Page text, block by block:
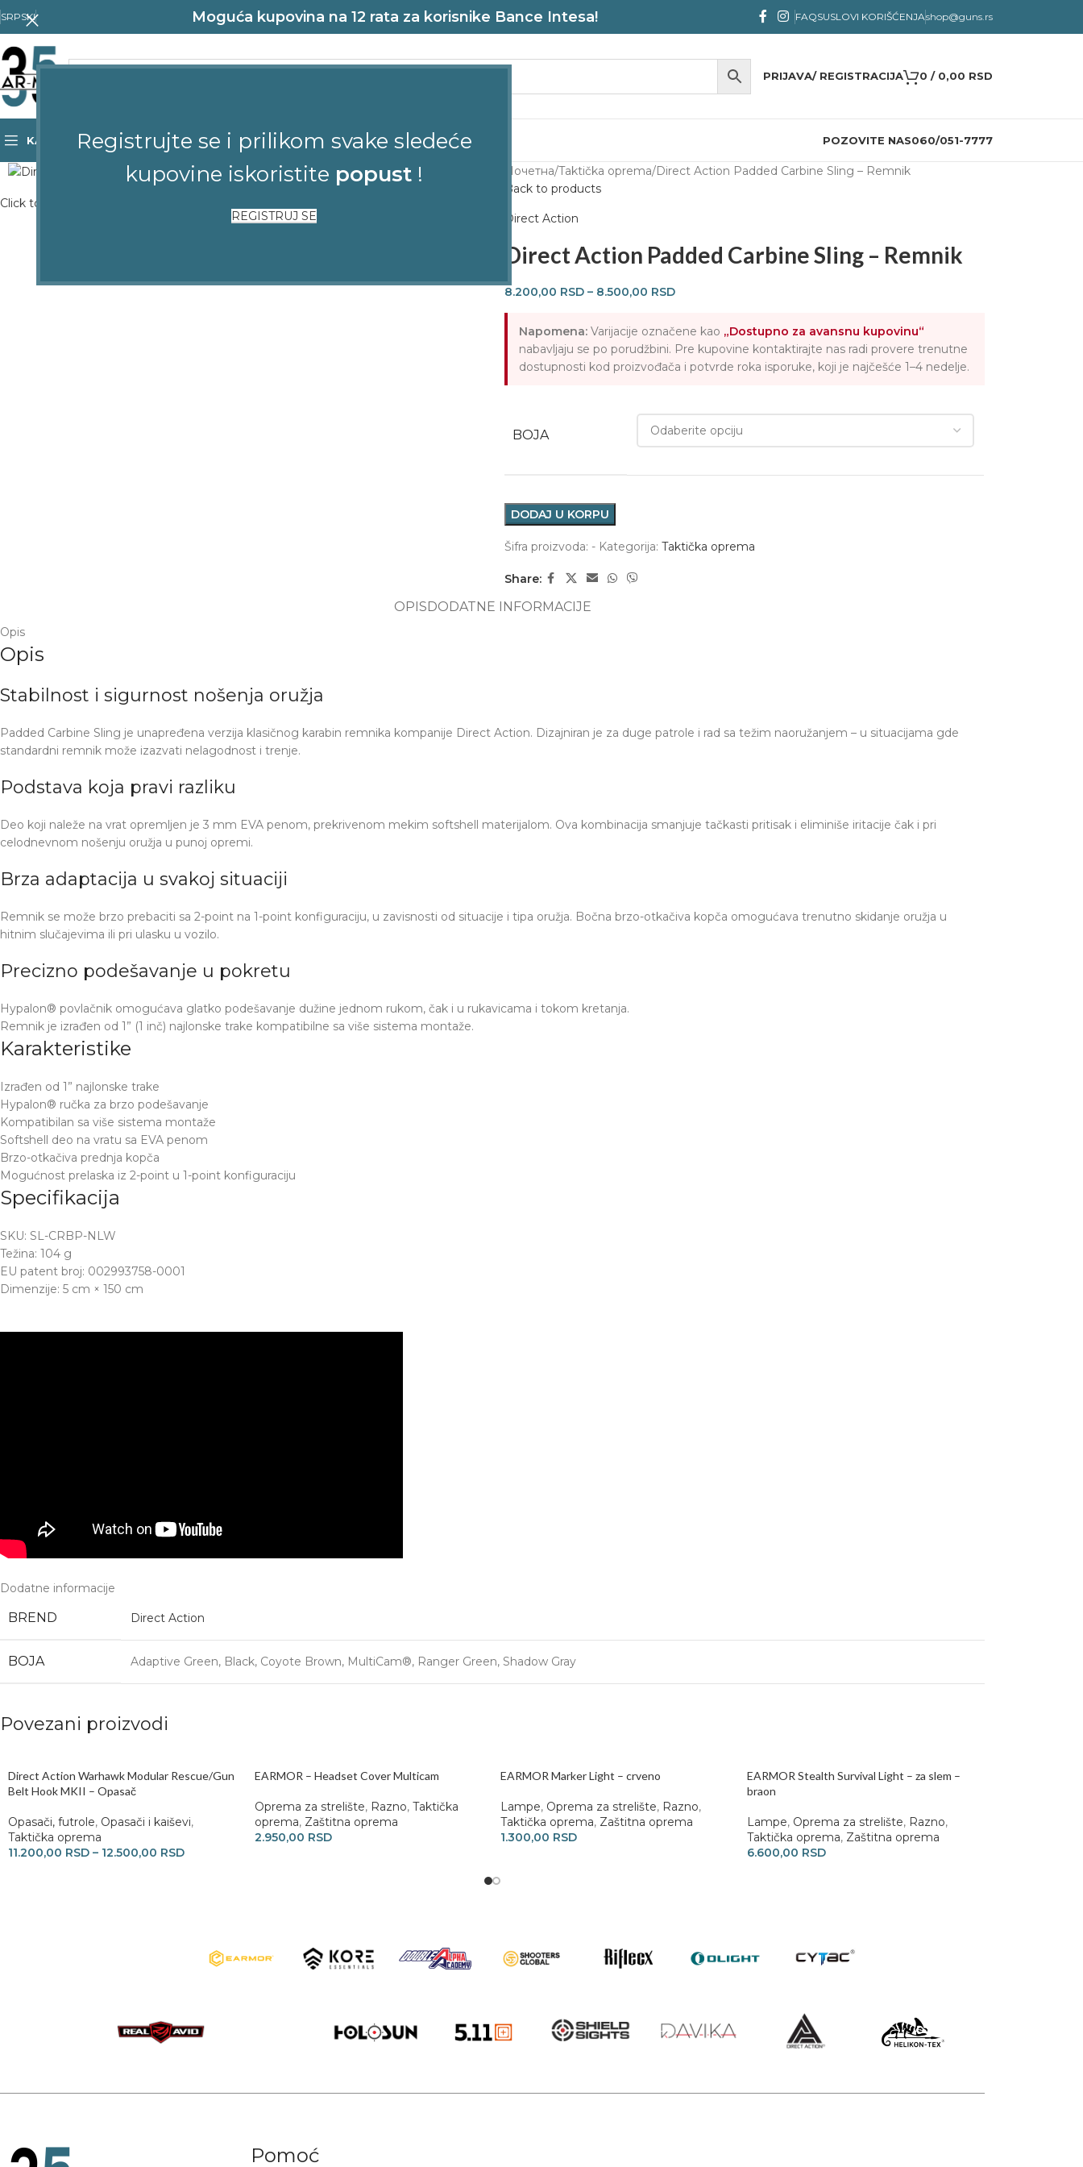
Registrujte se i prilikom svake sledeće
kupovine iskoristite popust !
REGISTRUJ SE
SRPSKI Moguća kupovina na 12 rata za korisnike Bance Intesa! FAQSUSLOVI KORIŠĆENJAshop@guns.rs
PRIJAVA/ REGISTRACIJA 0 / 0,00 RSD
KATEGORIJE POČETNA SHOPKONTAKTSTRELJANA POZOVITE NAS060/051-7777
Click to enlarge
Почетна Taktička oprema Direct Action Padded Carbine Sling – Remnik
Back to products
Direct Action
Direct Action Padded Carbine Sling – Remnik
8.200,00 RSD – 8.500,00 RSD
Napomena:Varijacije označene kao „Dostupno za avansnu kupovinu“
nabavljaju se po porudžbini. Pre kupovine kontaktirajte nas radi provere trenutne
dostupnosti kod proizvođača i potvrde roka isporuke, koji je najčešće 1–4 nedelje.
BOJA
DODAJ U KORPU
Šifra proizvoda: - Kategorija: Taktička oprema
Share:
OPISDODATNE INFORMACIJE
Opis
Opis
Stabilnost i sigurnost nošenja oružja
Padded Carbine Sling je unapređena verzija klasičnog karabin remnika kompanije Direct Action. Dizajniran je za duge patrole i rad sa težim naoružanjem – u situacijama gde
standardni remnik može izazvati nelagodnost i trenje.
Podstava koja pravi razliku
Deo koji naleže na vrat opremljen je 3 mm EVA penom, prekrivenom mekim softshell materijalom. Ova kombinacija smanjuje tačkasti pritisak i eliminiše iritacije čak i pri
celodnevnom nošenju oružja u punoj opremi.
Brza adaptacija u svakoj situaciji
Remnik se može brzo prebaciti sa 2-point na 1-point konfiguraciju, u zavisnosti od situacije i tipa oružja. Bočna brzo-otkačiva kopča omogućava trenutno skidanje oružja u
hitnim slučajevima ili pri ulasku u vozilo.
Precizno podešavanje u pokretu
Hypalon® povlačnik omogućava glatko podešavanje dužine jednom rukom, čak i u rukavicama i tokom kretanja.
Remnik je izrađen od 1” (1 inč) najlonske trake kompatibilne sa više sistema montaže.
Karakteristike
Izrađen od 1” najlonske trake
Hypalon® ručka za brzo podešavanje
Kompatibilan sa više sistema montaže
Softshell deo na vratu sa EVA penom
Brzo-otkačiva prednja kopča
Mogućnost prelaska iz 2-point u 1-point konfiguraciju
Specifikacija
SKU: SL-CRBP-NLW
Težina: 104 g
EU patent broj: 002993758-0001
Dimenzije: 5 cm × 150 cm
Dodatne informacije
BREND Direct Action
BOJA Adaptive Green, Black, Coyote Brown, MultiCam®, Ranger Green, Shadow Gray
Povezani proizvodi
Direct Action Warhawk Modular Rescue/​Gun
Belt Hook MKII – Opasač
Opasači, futrole, Opasači i kaiševi,
Taktička oprema
11.200,00 RSD – 12.500,00 RSD
EARMOR – Headset Cover Multicam
Oprema za strelište, Razno, Taktička
oprema, Zaštitna oprema
2.950,00 RSD
EARMOR Marker Light – crveno
Lampe, Oprema za strelište, Razno,
Taktička oprema, Zaštitna oprema
1.300,00 RSD
EARMOR Stealth Survival Light – za slem –
braon
Lampe, Oprema za strelište, Razno,
Taktička oprema, Zaštitna oprema
6.600,00 RSD
Pomoć